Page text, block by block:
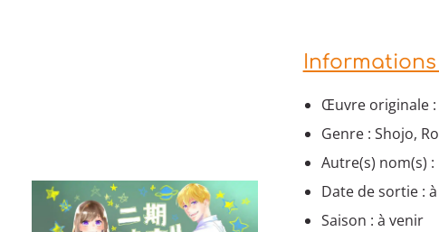
Œuvre originale :
Genre : Shojo,
Autre(s) nom(s) :
Date de sortie :
Saison : à venir